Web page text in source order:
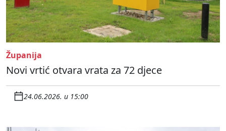
Županija
Novi vrtić otvara vrata za 72 djece
24.06.2026. u 15:00